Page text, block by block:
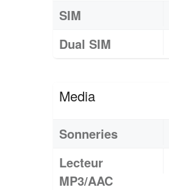
SIM
Dual SIM
Media
Sonneries
Lecteur
MP3/AAC